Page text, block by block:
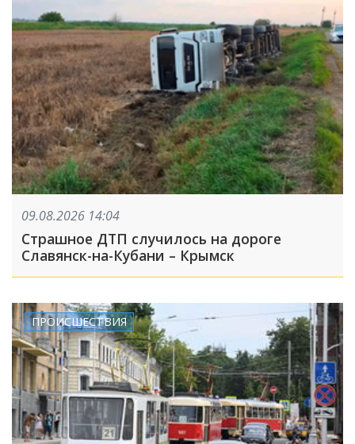
09.08.2026 14:04
Страшное ДТП случилось на дороге
Славянск-на-Кубани – Крымск
ПРОИСШЕСТВИЯ